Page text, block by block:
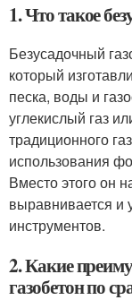
1. Что такое
Безусадочный
который
песка, воды и
углекислый газ
традиционного
использования
Вместо этого он
выравнивается и
инструментов.
2. Какие
газобетон по